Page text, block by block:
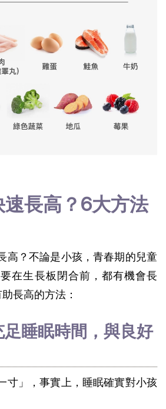
長高？6大方法
高？不論是小孩，青春期的兒童
在生長板閉合前，都有機會長
長高的方法：
足睡眠時間，與良好
寸」，事實上，睡眠確實對小孩